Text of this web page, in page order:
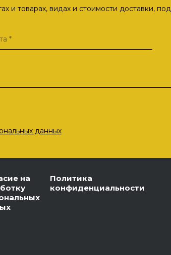
и товарах, видах и стоимости доставки,
данных
на
Политика
конфиденциальности